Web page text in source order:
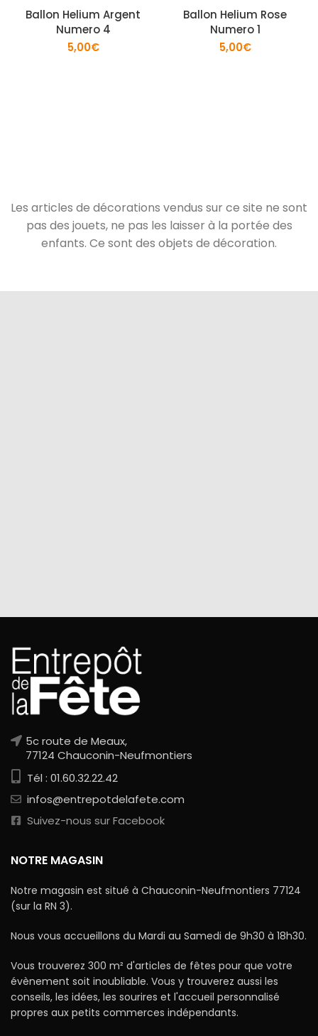
Ballon Helium Argent
Numero 4
5,00€
Ballon Helium Rose
Numero 1
5,00€
Les articles de décorations vendus sur ce site ne sont
pas des jouets, ne pas les laisser à la portée des
enfants. Ce sont des objets de décoration.
5c route de Meaux,
77124 Chauconin-Neufmontiers
Tél : 01.60.32.22.42
infos@entrepotdelafete.com
Suivez-nous sur Facebook
NOTRE MAGASIN
Notre magasin est situé à Chauconin-Neufmontiers 77124
(sur la RN 3).
Nous vous accueillons du Mardi au Samedi de 9h30 à 18h30.
Vous trouverez 300 m² d'articles de fêtes pour que votre
évènement soit inoubliable. Vous y trouverez aussi les
conseils, les idées, les sourires et l'accueil personnalisé
propres aux petits commerces indépendants.